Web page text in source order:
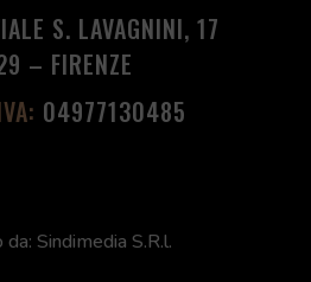
S. LAVAGNINI, 17
– FIRENZE
04977130485
da: Sindimedia S.R.l.